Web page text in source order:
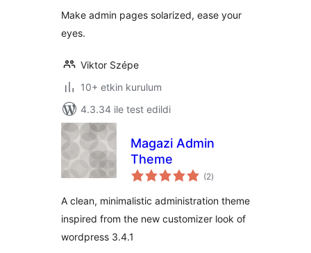
Make admin pages solarized, ease your
eyes.
Viktor Szépe
10+ etkin kurulum
4.3.34 ile test edildi
Magazi Admin
Theme
(2toplam
puan
)
A clean, minimalistic administration theme
inspired from the new customizer look of
wordpress 3.4.1